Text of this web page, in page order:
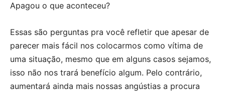
Apagou o que aconteceu?
Essas são perguntas pra você refletir que apesar de
parecer mais fácil nos colocarmos como vítima de
uma situação, mesmo que em alguns casos sejamos,
isso não nos trará benefício algum. Pelo contrário,
aumentará ainda mais nossas angústias a procura